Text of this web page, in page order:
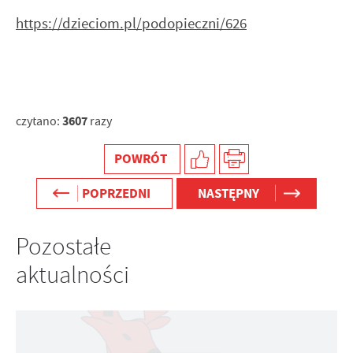
https://dzieciom.pl/podopieczni/626
czytano: 3607 razy
POWRÓT
POPRZEDNI
NASTĘPNY
Pozostałe
aktualności